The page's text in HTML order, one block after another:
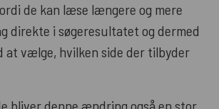
de kan læse længere og mere
direkte i søgeresultatet og dermed
at vælge, hvilken side der tilbyder
bliver denne ændring også en stor